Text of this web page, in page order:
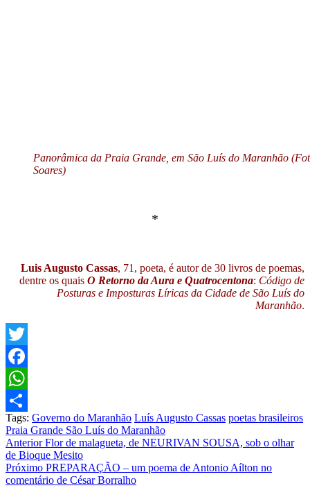
Panorâmica da Praia Grande, em São Luís do Maranhão
Soares)
*
Luis Augusto Cassas, 71, poeta, é autor de 30 livros de poemas,
dentre os quais O Retorno da Aura e Quatrocentona: Código de
Posturas e Imposturas Líricas da Cidade de São Luís do
Maranhão.
Twitter
Facebook
WhatsApp
Share
Tags: Governo do Maranhão Luís Augusto Cassas poetas brasileiros
Praia Grande São Luís do Maranhão
Post
navigation
AnteriorFlor de malagueta, de NEURIVAN SOUSA, sob o olhar
de Bioque Mesito
Próximo PREPARAÇÃO – um poema de Antonio Aílton no
comentário de César Borralho